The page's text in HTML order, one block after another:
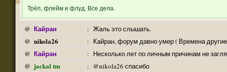
Трёп, флейм и флуд. Все дела.
@ Кайран : Жаль это слышать.
@ nikola26 : Кайран, форум давно умер ( Времена
@ Кайран : Несколько лет по личным причинам не
@ jackal tm : @nikola26 спасибо